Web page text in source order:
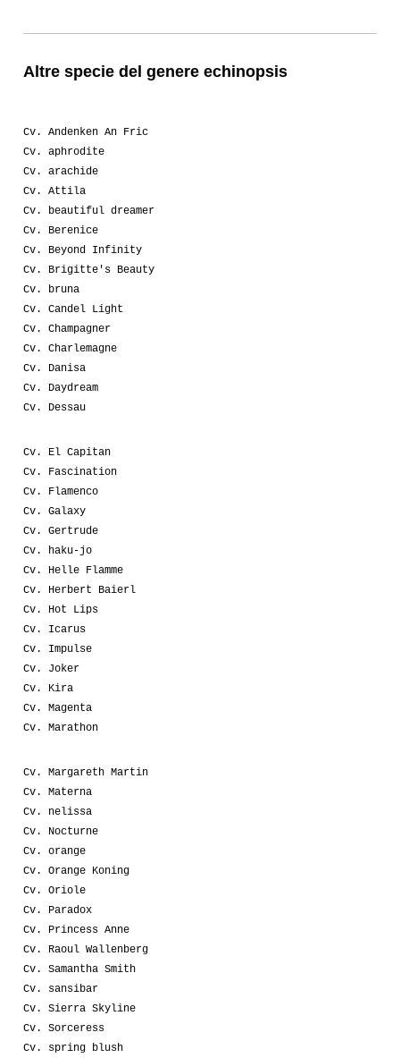
Altre specie del genere echinopsis
Cv. Andenken An Fric
Cv. aphrodite
Cv. arachide
Cv. Attila
Cv. beautiful dreamer
Cv. Berenice
Cv. Beyond Infinity
Cv. Brigitte's Beauty
Cv. bruna
Cv. Candel Light
Cv. Champagner
Cv. Charlemagne
Cv. Danisa
Cv. Daydream
Cv. Dessau
Cv. El Capitan
Cv. Fascination
Cv. Flamenco
Cv. Galaxy
Cv. Gertrude
Cv. haku-jo
Cv. Helle Flamme
Cv. Herbert Baierl
Cv. Hot Lips
Cv. Icarus
Cv. Impulse
Cv. Joker
Cv. Kira
Cv. Magenta
Cv. Marathon
Cv. Margareth Martin
Cv. Materna
Cv. nelissa
Cv. Nocturne
Cv. orange
Cv. Orange Koning
Cv. Oriole
Cv. Paradox
Cv. Princess Anne
Cv. Raoul Wallenberg
Cv. Samantha Smith
Cv. sansibar
Cv. Sierra Skyline
Cv. Sorceress
Cv. spring blush